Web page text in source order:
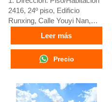
avícolas
2416, 24º piso, Edificio
Runxing, Calle Youyi Nan,
Ciudad de Shijiazhuang,
Provincia de Hebei, China
2. Fábrica de equipos para
jaulas de aves y granjas
avícolas y stock disponible
para venta
3. Personalizado para granjas
Leer más
Precio